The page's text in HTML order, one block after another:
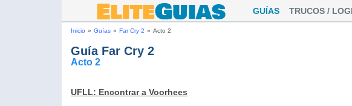
GUÍAS TRUCOS /
Inicio » Guías » Far Cry 2 » Acto 2
Guía Far Cry 2
Acto 2
UFLL: Encontrar a Voorhees